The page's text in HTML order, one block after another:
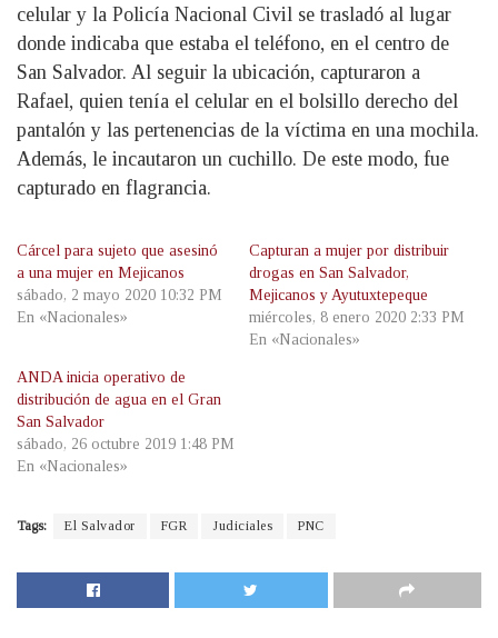
celular y la Policía Nacional Civil se trasladó al lugar
donde indicaba que estaba el teléfono, en el centro de
San Salvador. Al seguir la ubicación, capturaron a
Rafael, quien tenía el celular en el bolsillo derecho del
pantalón y las pertenencias de la víctima en una mochila.
Además, le incautaron un cuchillo. De este modo, fue
capturado en flagrancia.
Cárcel para sujeto que asesinó
a una mujer en Mejicanos
sábado, 2 mayo 2020 10:32 PM
En «Nacionales»
Capturan a mujer por distribuir
drogas en San Salvador,
Mejicanos y Ayutuxtepeque
miércoles, 8 enero 2020 2:33 PM
En «Nacionales»
ANDA inicia operativo de
distribución de agua en el Gran
San Salvador
sábado, 26 octubre 2019 1:48 PM
En «Nacionales»
Tags: El Salvador FGR Judiciales PNC